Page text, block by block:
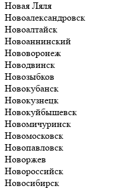
Новая Ляля
Новоалександровск
Новоалтайск
Новоаннинский
Нововоронеж
Новодвинск
Новозыбков
Новокубанск
Новокузнецк
Новокуйбышевск
Новомичуринск
Новомосковск
Новопавловск
Новоржев
Новороссийск
Новосибирск